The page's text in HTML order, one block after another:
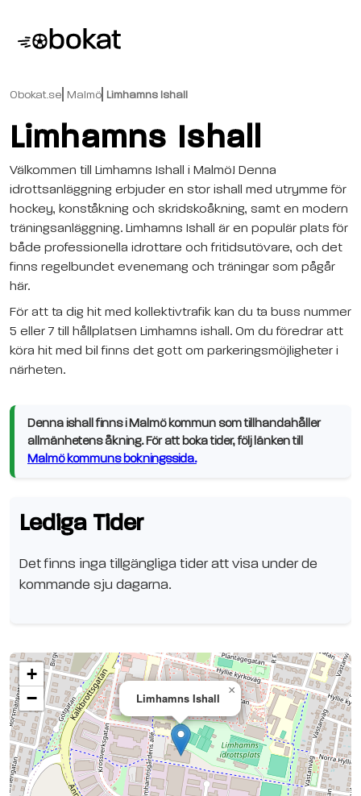
Obokat.se Malmö Limhamns Ishall
Limhamns Ishall
Välkommen till Limhamns Ishall i Malmö! Denna
idrottsanläggning erbjuder en stor ishall med utrymme för
hockey, konståkning och skridskoåkning, samt en modern
träningsanläggning. Limhamns Ishall är en populär plats för
både professionella idrottare och fritidsutövare, och det
finns regelbundet evenemang och träningar som pågår
här.
För att ta dig hit med kollektivtrafik kan du ta buss nummer
5 eller 7 till hållplatsen Limhamns ishall. Om du föredrar att
köra hit med bil finns det gott om parkeringsmöjligheter i
närheten.
Denna ishall finns i Malmö kommun som tillhandahåller
allmänhetens åkning. För att boka tider, följ länken till
Malmö kommuns bokningssida.
Lediga Tider
Det finns inga tillgängliga tider att visa under de
kommande sju dagarna.
Limhamns Ishall
×
+
−